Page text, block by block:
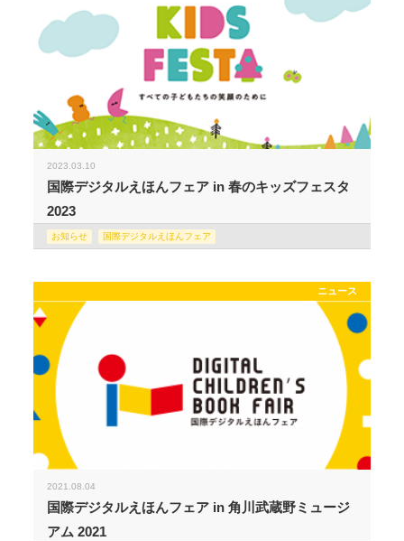
2023.03.10
国際デジタルえほんフェア in 春のキッズフェスタ
2023
お知らせ 国際デジタルえほんフェア
ニュース
2021.08.04
国際デジタルえほんフェア in 角川武蔵野ミュージ
アム 2021